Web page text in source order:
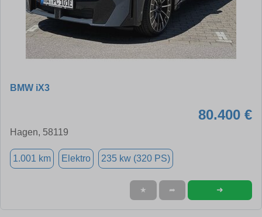
BMW iX3
80.400 €
Hagen, 58119
1.001 km Elektro 235 kw (320 PS)
★ ➦ ➜